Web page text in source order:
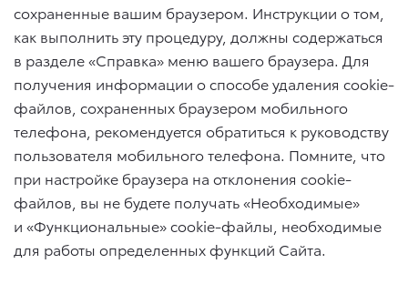
сохраненные вашим браузером. Инструкции о том,
как выполнить эту процедуру, должны содержаться
в разделе «Справка» меню вашего браузера. Для
получения информации о способе удаления cookie-
файлов, сохраненных браузером мобильного
телефона, рекомендуется обратиться к руководству
пользователя мобильного телефона. Помните, что
при настройке браузера на отклонения cookie-
файлов, вы не будете получать «Необходимые»
и «Функциональные» cookie-файлы, необходимые
для работы определенных функций Сайта.